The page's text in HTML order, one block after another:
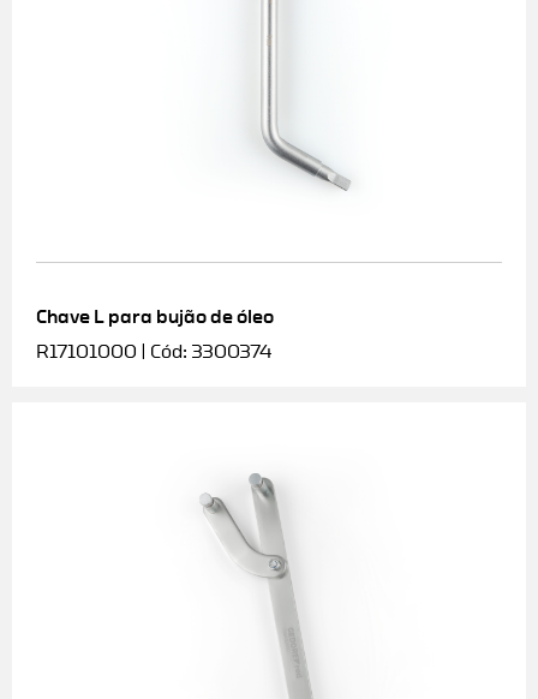
Chave L para bujão de óleo
R17101000 | Cód: 3300374